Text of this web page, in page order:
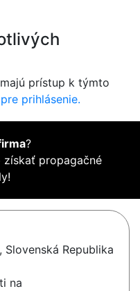
prístup k týmto
prihlásenie.
?
získať propagačné
Slovenská Republika
na